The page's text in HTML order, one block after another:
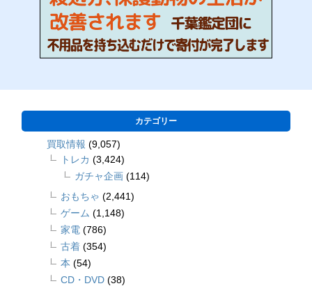
カテゴリー
買取情報 (9,057)
トレカ (3,424)
ガチャ企画 (114)
おもちゃ (2,441)
ゲーム (1,148)
家電 (786)
古着 (354)
本 (54)
CD・DVD (38)